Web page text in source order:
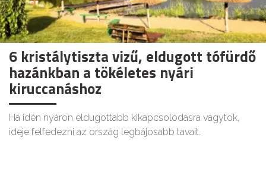
6 kristálytiszta vizű, eldugott tófürdő
hazánkban a tökéletes nyári
kiruccanáshoz
Ha idén nyáron eldugottabb kikapcsolódásra vágytok,
ideje felfedezni az ország legbájosabb tavait.